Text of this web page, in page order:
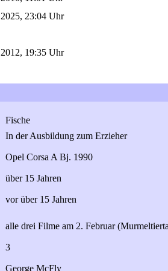
23:04 Uhr
19:35 Uhr
Fische
In der Ausbildung zum Erzieher
Opel Corsa A Bj. 1990
über 15 Jahren
vor über 15 Jahren
alle drei Filme am 2. Februar
3
George McFly